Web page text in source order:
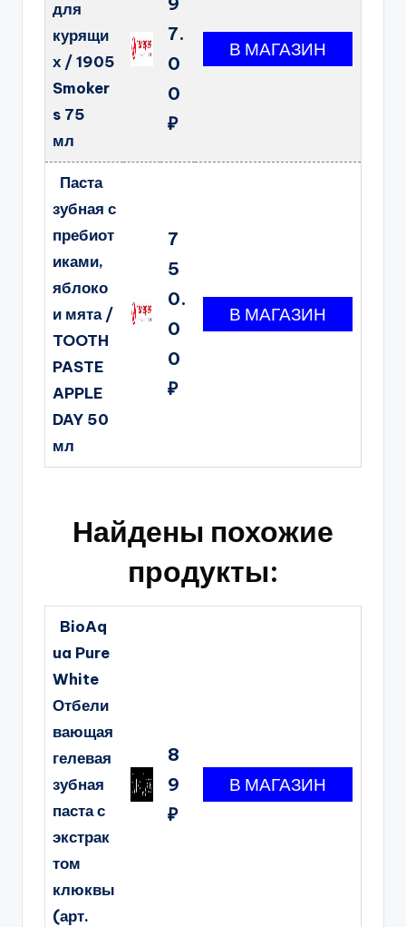
для
курящи
х / 1905
Smoker
s 75
мл
7.
0
0
₽
Паста
зубная с
пребиот
иками,
яблоко
и мята /
TOOTH
PASTE
APPLE
DAY 50
мл
7
5
0.
0
0
₽
Найдены похожие
продукты:
BioAq
ua Pure
White
Отбели
вающая
гелевая
зубная
паста с
экстрак
том
клюквы
(арт.
8
9
₽